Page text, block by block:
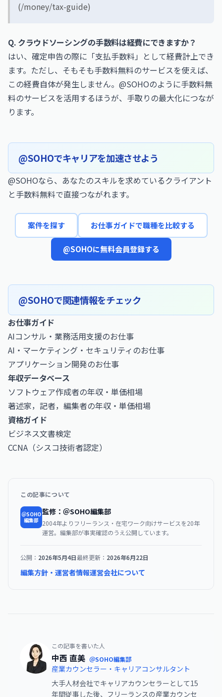
(/money/tax-guide)
Q. クラウドソーシングの手数料は経費にできますか？
はい、確定申告の際に「支払手数料」として経費計上でき
ます。ただし、そもそも手数料無料のサービスを使えば、
この経費自体が発生しません。@SOHOのように手数料無
料のサービスを活用するほうが、手取りの最大化につなが
ります。
@SOHOでキャリアを加速させよう
@SOHOなら、あなたのスキルを求めているクライアント
と手数料無料で直接つながれます。
案件を探す お仕事ガイドで職種を比較する
@SOHOに無料会員登録する
@SOHOで関連情報をチェック
お仕事ガイド
AIコンサル・業務活用支援のお仕事
AI・マーケティング・セキュリティのお仕事
アプリケーション開発のお仕事
年収データベース
ソフトウェア作成者の年収・単価相場
著述家，記者，編集者の年収・単価相場
資格ガイド
ビジネス文書検定
CCNA（シスコ技術者認定）
この記事について
＠SOHO
編集部
監修：＠SOHO編集部
2004年よりフリーランス・在宅ワーク向けサービスを20年
運営。編集部が事実確認のうえ公開しています。
公開： 2026年5月4日最終更新： 2026年6月22日
編集方針・運営者情報運営会社について
この記事を書いた人
中西 直美 ＠SOHO編集部
産業カウンセラー・キャリアコンサルタント
大手人材会社でキャリアカウンセラーとして15
年間従事した後、フリーランスの産業カウンセ